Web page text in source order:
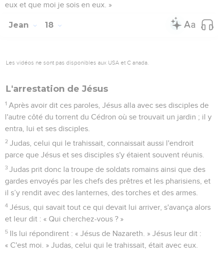
eux et que moi je sois en eux. »
Jean 18
Les vidéos ne sont pas disponibles aux USA et C anada.
L'arrestation de Jésus
1 Après avoir dit ces paroles, Jésus alla avec ses disciples de
l'autre côté du torrent du Cédron où se trouvait un jardin ; il y
entra, lui et ses disciples.
2 Judas, celui qui le trahissait, connaissait aussi l'endroit
parce que Jésus et ses disciples s'y étaient souvent réunis.
3 Judas prit donc la troupe de soldats romains ainsi que des
gardes envoyés par les chefs des prêtres et les pharisiens, et
il s’y rendit avec des lanternes, des torches et des armes.
4 Jésus, qui savait tout ce qui devait lui arriver, s'avança alors
et leur dit : « Qui cherchez-vous ? »
5 Ils lui répondirent : « Jésus de Nazareth. » Jésus leur dit :
« C'est moi. » Judas, celui qui le trahissait, était avec eux.